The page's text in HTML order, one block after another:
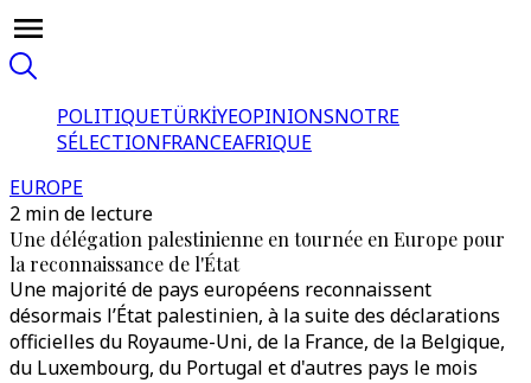
POLITIQUETÜRKİYEOPINIONSNOTRE
SÉLECTIONFRANCEAFRIQUE
EUROPE
2 min de lecture
Une délégation palestinienne en tournée en Europe pour
la reconnaissance de l'État
Une majorité de pays européens reconnaissent
désormais l’État palestinien, à la suite des déclarations
officielles du Royaume-Uni, de la France, de la Belgique,
du Luxembourg, du Portugal et d'autres pays le mois